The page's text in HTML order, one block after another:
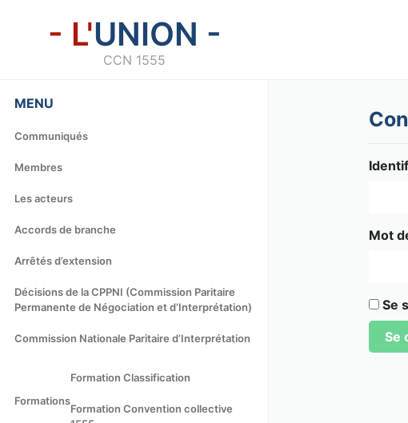
- L'UNION -
CCN 1555
MENU
Communiqués
Membres
Les acteurs
Accords de branche
Arrêtés d’extension
Décisions de la CPPNI (Commission Paritaire
Permanente de Négociation et d’Interprétation)
Commission Nationale Paritaire d’Interprétation
Formations
Formation Classification
Formation Convention collective
Mot
Se